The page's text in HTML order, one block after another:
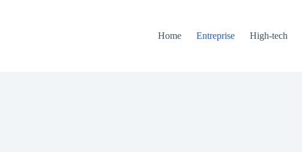
Home
Entreprise High-tech